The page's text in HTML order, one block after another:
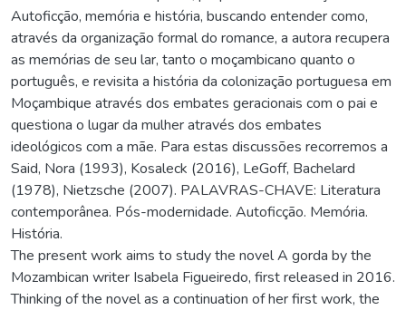
Autoficção, memória e história, buscando entender como,
através da organização formal do romance, a autora recupera
as memórias de seu lar, tanto o moçambicano quanto o
português, e revisita a história da colonização portuguesa em
Moçambique através dos embates geracionais com o pai e
questiona o lugar da mulher através dos embates
ideológicos com a mãe. Para estas discussões recorremos a
Said, Nora (1993), Kosaleck (2016), LeGoff, Bachelard
(1978), Nietzsche (2007). PALAVRAS-CHAVE: Literatura
contemporânea. Pós-modernidade. Autoficção. Memória.
História.
The present work aims to study the novel A gorda by the
Mozambican writer Isabela Figueiredo, first released in 2016.
Thinking of the novel as a continuation of her first work, the